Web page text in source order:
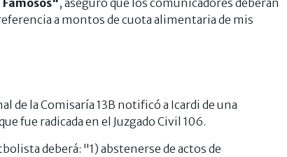
a montos de cuota alimentaria de mis
de la Comisaría 13B notificó a Icardi de una
fue radicada en el Juzgado Civil 106.
deberá: "1) abstenerse de actos de